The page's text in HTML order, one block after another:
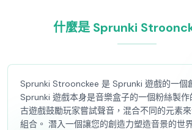
什麼是 Sprunki
Sprunki Stroonckee 是 Sprunki 遊戲的一個
Sprunki 遊戲本身是音樂盒子的一個粉絲製
古遊戲鼓勵玩家嘗試聲音，混合不同的元素
組合。 潛入一個讓您的創造力塑造音景的世